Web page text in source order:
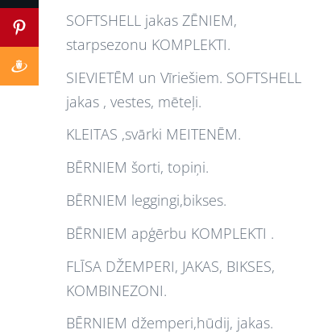
SOFTSHELL jakas ZĒNIEM,
starpsezonu KOMPLEKTI.
SIEVIETĒM un Vīriešiem. SOFTSHELL
jakas , vestes, mēteļi.
KLEITAS ,svārki MEITENĒM.
BĒRNIEM šorti, topiņi.
BĒRNIEM leggingi,bikses.
BĒRNIEM apģērbu KOMPLEKTI .
FLĪSA DŽEMPERI, JAKAS, BIKSES,
KOMBINEZONI.
BĒRNIEM džemperi,hūdij, jakas.